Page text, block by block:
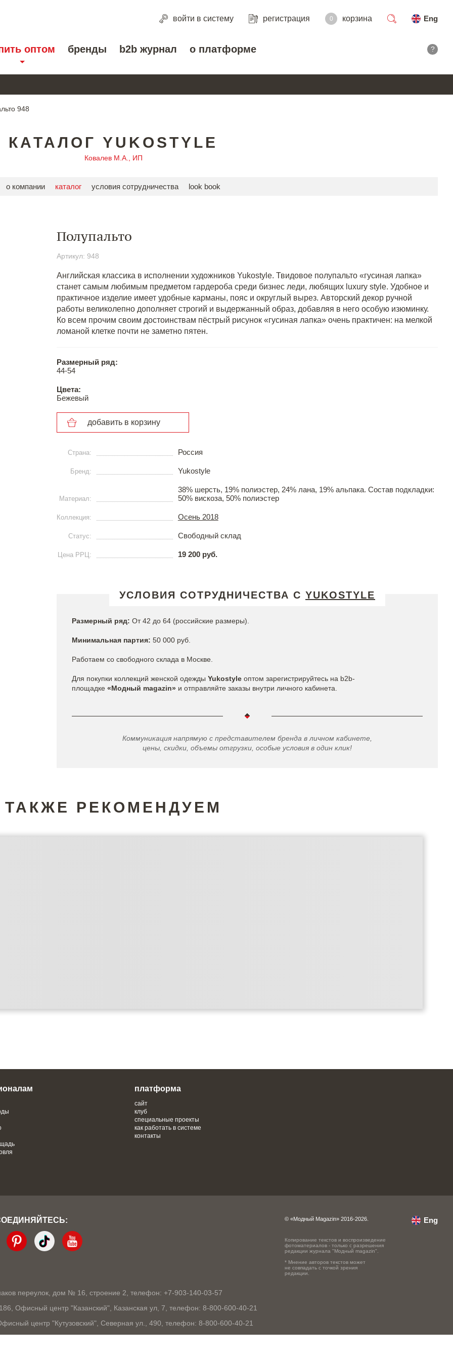
войти в систему регистрация 0 корзина
Eng
оптом бренды b2b журнал о платформе ?
948
КАТАЛОГ YUKOSTYLE
Ковалев М.А., ИП
о компании каталог условия сотрудничества look book
Полупальто
Артикул: 948
Английская классика в исполнении художников Yukostyle. Твидовое полупальто «гусиная лапка»
станет самым любимым предметом гардероба среди бизнес леди, любящих luxury style. Удобное и
практичное изделие имеет удобные карманы, пояс и округлый вырез. Авторский декор ручной
работы великолепно дополняет строгий и выдержанный образ, добавляя в него особую изюминку.
Ко всем прочим своим достоинствам пёстрый рисунок «гусиная лапка» очень практичен: на мелкой
ломаной клетке почти не заметно пятен.
Размерный ряд:
44-54
Цвета:
Бежевый
добавить в корзину
Страна: Россия
Бренд: Yukostyle
Материал:
38% шерсть, 19% полиэстер, 24% лана, 19% альпака. Состав подкладки:
50% вискоза, 50% полиэстер
Коллекция: Осень 2018
Статус: Свободный склад
Цена РРЦ: 19 200 руб.
УСЛОВИЯ СОТРУДНИЧЕСТВА С YUKOSTYLE
Размерный ряд: От 42 до 64 (российские размеры).
Минимальная партия: 50 000 руб.
Работаем со свободного склада в Москве.
Для покупки коллекций женской одежды Yukostyle оптом зарегистрируйтесь на b2b-
площадке «Модный magazin» и отправляйте заказы внутри личного кабинета.
Коммуникация напрямую с представителем бренда в личном кабинете,
цены, скидки, объемы отгрузки, особые условия в один клик!
ТАКЖЕ РЕКОМЕНДУЕМ
платформа
сайт
клуб
специальные проекты
как работать в системе
контакты
переулок, дом № 16, строение 2, телефон: +7-903-140-03-57
Офисный центр "Казанский", Казанская ул, 7, телефон: 8-800-600-40-21
центр "Кутузовский", Северная ул., 490, телефон: 8-800-600-40-21
© «Модный Magazin» 2016-2026.
Копирование текстов и воспроизведение
фотоматериалов - только с разрешения
редакции журнала "Модный magazin".
* Мнение авторов текстов может
не совпадать с точкой зрения
редакции.
Eng